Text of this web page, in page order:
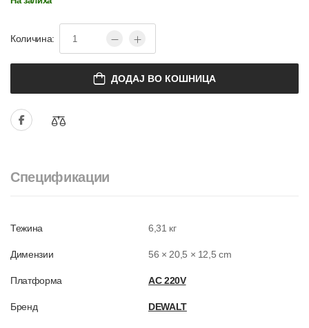
Количина:
ДОДАЈ ВО КОШНИЦА
Спецификации
Тежина 6,31 кг
Димензии 56 × 20,5 × 12,5 cm
Платформа AC 220V
Бренд DEWALT